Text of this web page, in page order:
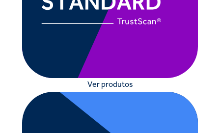
Ver produtos